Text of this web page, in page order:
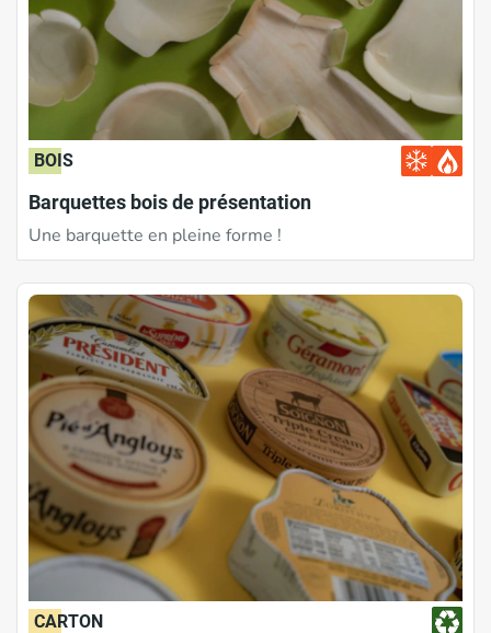
BOIS
Barquettes bois de présentation
Une barquette en pleine forme !
CARTON